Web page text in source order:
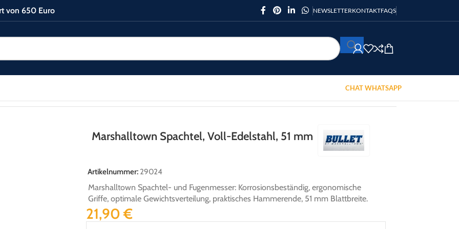
von 650 Euro NEWSLETTERKONTAKTFAQS
CHAT WHATSAPP
Marshalltown Spachtel, Voll-Edelstahl, 51 mm
Artikelnummer: 29024
Marshalltown Spachtel- und Fugenmesser: Korrosionsbeständig, ergonomische
Griffe, optimale Gewichtsverteilung, praktisches Hammerende, 51 mm Blattbreite.
21,90€